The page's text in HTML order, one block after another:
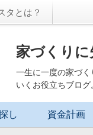
タとは？
家づくり
一生に一度の家づ
いくお役立ちブログ
し 資金計画